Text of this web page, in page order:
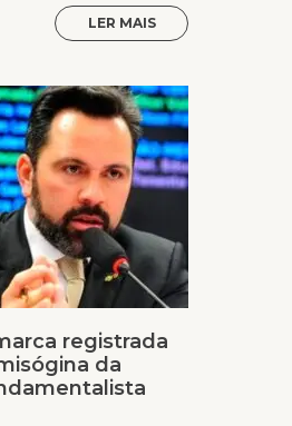
LER MAIS
registrada
da